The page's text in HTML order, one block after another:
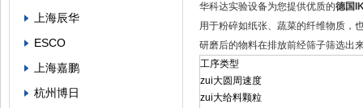
上海辰华
ESCO
上海嘉鹏
杭州博日
华科达实验设备为您提供优质的德国
用于粉碎如纸张、蔬菜的纤维物质，
研磨后的物料在排放前经筛子筛选出
工序类型
zui大圆周速度
zui大给料颗粒